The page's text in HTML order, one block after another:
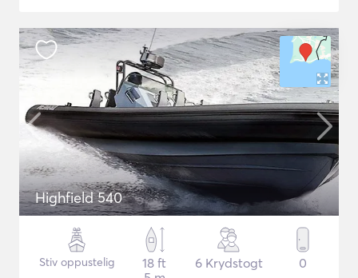
Highfield 540
Stiv oppustelig
18 ft
6 Krydstogt 0